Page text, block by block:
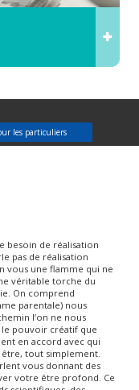
les particuliers
besoin de réalisation
pas de réalisation
vous une flamme qui ne
véritable torche du
On comprend
parentale) nous
l’on ne nous
le pouvoir créatif que
en accord avec qui
être, tout simplement.
vous donnant des
votre être profond. Ce